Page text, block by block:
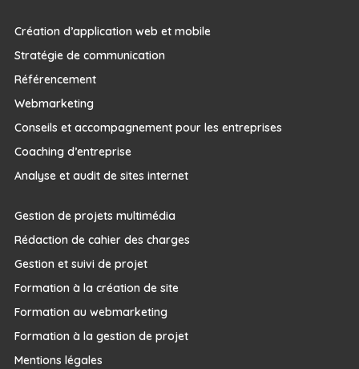
Création d’application web et mobile
Stratégie de communication
Référencement
Webmarketing
Conseils et accompagnement pour les entreprises
Coaching d’entreprise
Analyse et audit de sites internet
Gestion de projets multimédia
Rédaction de cahier des charges
Gestion et suivi de projet
Formation à la création de site
Formation au webmarketing
Formation à la gestion de projet
Mentions légales